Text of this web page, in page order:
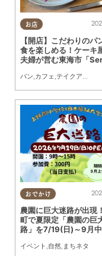
お店
【開店】こだわりのパ
食を楽しめる！ケーキ
夫婦が営む東海市「
ド）」6/29(月)テスト
ン
パン,カフェ,テイクアウト
おでかけ
農園に巨大迷路が出現
町で夏限定「農園の巨
路」を7/19(日)～9月中
イベント ,自然, まちネタ